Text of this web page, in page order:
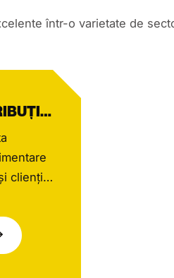
într-o varietate de
DRIVER CE DE DISTRIBUȚIE MAGAZIN
clienți
în
cu